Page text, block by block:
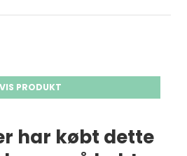
VIS PRODUKT
har købt dette